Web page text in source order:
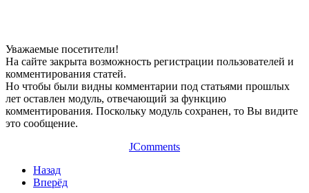
Уважаемые посетители!
На сайте закрыта возможность регистрации пользователей и
комментирования статей.
Но чтобы были видны комментарии под статьями прошлых
лет оставлен модуль, отвечающий за функцию
комментирования. Поскольку модуль сохранен, то Вы видите
это сообщение.
JComments
Назад
Вперёд